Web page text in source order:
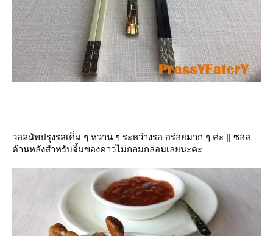
วอลนัทปรุงรสเค็ม ๆ หวาน ๆ ระหว่างรอ อร่อยมาก ๆ ค่ะ || ซอส
ด้านหลังสำหรับจิ้มของคาวไม่กลมกล่อมเลยนะคะ